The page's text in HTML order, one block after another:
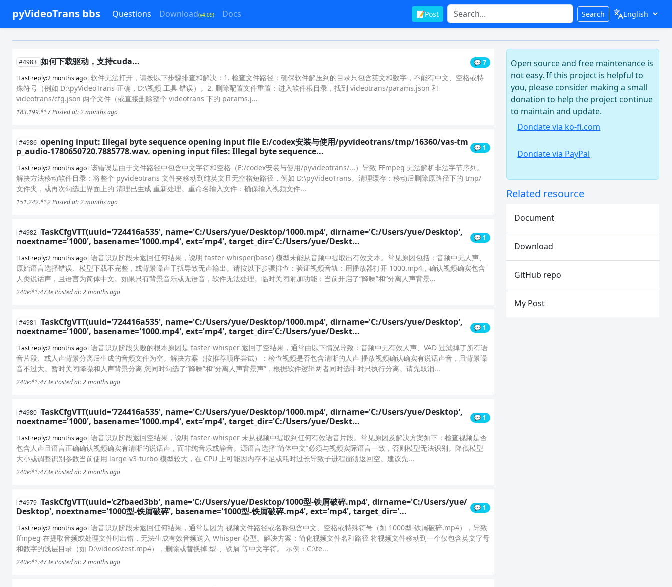
pyVideoTrans bbs Questions Download(v4.09) Docs 📝Post Search
#4983 如何下载驱动，支持cuda...
💬 7
[Last reply:2 months ago] 软件无法打开，请按以下步骤排查和解决：1. 检查文件路径：确保软件解压到的目录只包含英文和数字，不能有中文、空格或特
殊符号（例如 D:\pyVideoTrans 正确，D:\视频 工具 错误）。2. 删除配置文件重置：进入软件根目录，找到 videotrans/params.json 和
videotrans/cfg.json 两个文件（或直接删除整个 videotrans 下的 params.j...
183.199.**7 Posted at: 2 months ago
#4986 opening input: Illegal byte sequence opening input file E:/codex安装与使用/pyvideotrans/tmp/16360/vas-tm
p_audio-1780650720.7885778.wav. opening input files: Illegal byte sequence...
💬 1
[Last reply:2 months ago] 该错误是由于文件路径中包含中文字符和空格（E:/codex安装与使用/pyvideotrans/...）导致 FFmpeg 无法解析非法字节序列。
解决方法移动软件目录：将整个 pyvideotrans 文件夹移动到纯英文且无空格短路径，例如 D:\pyVideoTrans。清理缓存：移动后删除原路径下的 tmp/
文件夹，或再次勾选主界面上的 清理已生成 重新处理。重命名输入文件：确保输入视频文件...
151.242.**2 Posted at: 2 months ago
#4982 TaskCfgVTT(uuid='724416a535', name='C:/Users/yue/Desktop/1000.mp4', dirname='C:/Users/yue/Desktop',
noextname='1000', basename='1000.mp4', ext='mp4', target_dir='C:/Users/yue/Deskt...
💬 1
[Last reply:2 months ago] 语音识别阶段未返回任何结果，说明 faster-whisper(base) 模型未能从音频中提取出有效文本。常见原因包括：音频中无人声、
原始语言选择错误、模型下载不完整，或背景噪声干扰导致无声输出。请按以下步骤排查：验证视频音轨：用播放器打开 1000.mp4，确认视频确实包含
人类说话声，且语言为简体中文。如果只有背景音乐或无语音，软件无法处理。临时关闭附加功能：当前开启了“降噪”和“分离人声背景...
240e:**:473e Posted at: 2 months ago
#4981
TaskCfgVTT(uuid='724416a535', name='C:/Users/yue/Desktop/1000.mp4', dirname='C:/Users/yue/Desktop',
noextname='1000', basename='1000.mp4', ext='mp4', target_dir='C:/Users/yue/Deskt...
💬 1
[Last reply:2 months ago] 语音识别阶段失败的根本原因是 faster-whisper 返回了空结果，通常由以下情况导致：音频中无有效人声、VAD 过滤掉了所有语
音片段、或人声背景分离后生成的音频文件为空。解决方案（按推荐顺序尝试）：检查视频是否包含清晰的人声 播放视频确认确实有说话声音，且背景噪
音不过大。暂时关闭降噪和人声背景分离 您同时勾选了“降噪”和“分离人声背景声”，根据软件逻辑两者同时选中时只执行分离。请先取消...
240e:**:473e Posted at: 2 months ago
#4980 TaskCfgVTT(uuid='724416a535', name='C:/Users/yue/Desktop/1000.mp4', dirname='C:/Users/yue/Desktop',
noextname='1000', basename='1000.mp4', ext='mp4', target_dir='C:/Users/yue/Deskt...
💬 1
[Last reply:2 months ago] 语音识别阶段返回空结果，说明 faster-whisper 未从视频中提取到任何有效语音片段。常见原因及解决方案如下：检查视频是否
包含人声且语言正确确认视频确实有清晰的说话声，而非纯音乐或静音。源语言选择“简体中文”必须与视频实际语言一致，否则模型无法识别。降低模型
大小或调整识别参数当前使用 large-v3-turbo 模型较大，在 CPU 上可能因内存不足或耗时过长导致子进程崩溃返回空。建议先...
240e:**:473e Posted at: 2 months ago
#4979 TaskCfgVTT(uuid='c2fbaed3bb', name='C:/Users/yue/Desktop/1000型-铁屑破碎.mp4', dirname='C:/Users/yue/
Desktop', noextname='1000型-铁屑破碎', basename='1000型-铁屑破碎.mp4', ext='mp4', target_dir='...
💬 1
[Last reply:2 months ago] 语音识别阶段未返回任何结果，通常是因为 视频文件路径或名称包含中文、空格或特殊符号（如 1000型-铁屑破碎.mp4），导致
ffmpeg 在提取音频或处理文件时出错，无法生成有效音频送入 Whisper 模型。解决方案：简化视频文件名和路径 将视频文件移动到一个仅包含英文字母
和数字的浅层目录（如 D:\videos\test.mp4），删除或替换掉 型-、铁屑 等中文字符。 示例：C:\te...
240e:**:473e Posted at: 2 months ago
Open source and free maintenance is
not easy. If this project is helpful to
you, please consider making a small
donation to help the project continue
to maintain and update.
Dondate via ko-fi.com
Dondate via PayPal
Related resource
Document
Download
GitHub repo
My Post